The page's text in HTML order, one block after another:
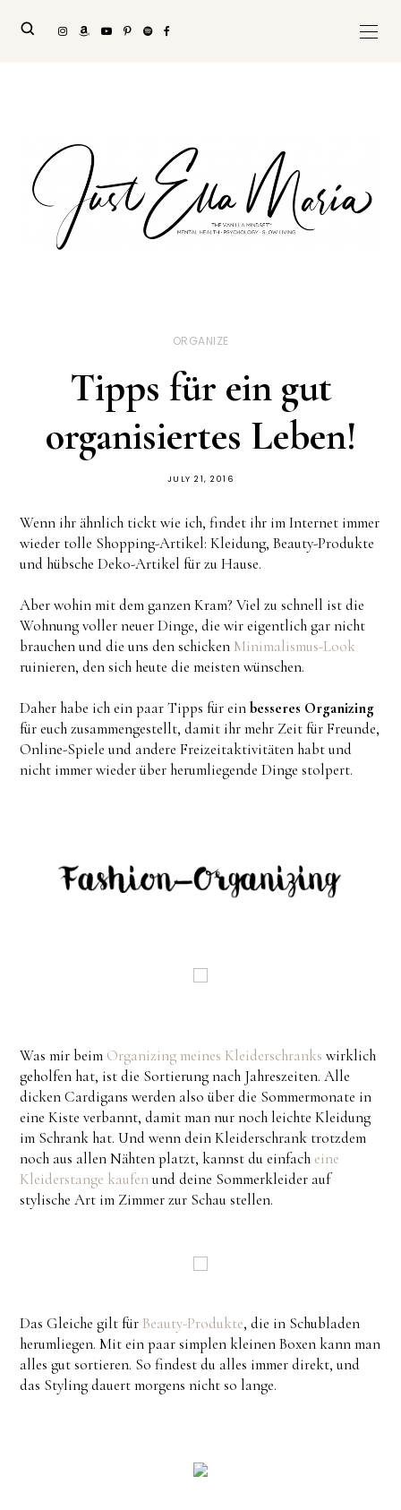
ORGANIZE
Tipps für ein gut
organisiertes Leben!
JULY 21, 2016
Wenn ihr ähnlich tickt wie ich, findet ihr im Internet immer
wieder tolle Shopping-Artikel: Kleidung, Beauty-Produkte
und hübsche Deko-Artikel für zu Hause.
Aber wohin mit dem ganzen Kram? Viel zu schnell ist die
Wohnung voller neuer Dinge, die wir eigentlich gar nicht
brauchen und die uns den schicken Minimalismus-Look
ruinieren, den sich heute die meisten wünschen.
Daher habe ich ein paar Tipps für einbesseres Organizing
für euch zusammengestellt, damit ihr mehr Zeit für Freunde,
Online-Spiele und andere Freizeitaktivitäten habt und
nicht immer wieder über herumliegende Dinge stolpert.
Was mir beim Organizing meines Kleiderschranks wirklich
geholfen hat, ist die Sortierung nach Jahreszeiten. Alle
dicken Cardigans werden also über die Sommermonate in
eine Kiste verbannt, damit man nur noch leichte Kleidung
im Schrank hat. Und wenn dein Kleiderschrank trotzdem
noch aus allen Nähten platzt, kannst du einfach eine
Kleiderstange kaufen und deine Sommerkleider auf
stylische Art im Zimmer zur Schau stellen.
Das Gleiche gilt für Beauty-Produkte, die in Schubladen
herumliegen. Mit ein paar simplen kleinen Boxen kann man
alles gut sortieren. So findest du alles immer direkt, und
das Styling dauert morgens nicht so lange.